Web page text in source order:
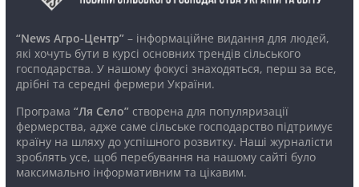
“News Агро-Центр”– інформаційне видання для людей,
які хочуть бути в курсі основних трендів сільського
господарства. У нашому фокусі знаходяться, перш за все,
дрібні та середні фермери України.
Програма “Ля Село”створена для популяризації
фермерства, адже саме сільське господарство підтримує
країну на шляху до успішного розвитку. Наші журналісти
зроблять усе, щоб перебування на нашому сайті було
максимально інформативним та цікавим.